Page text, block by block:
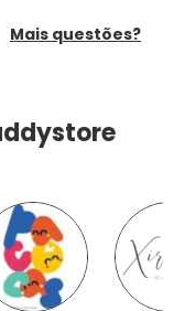
Mais questões?